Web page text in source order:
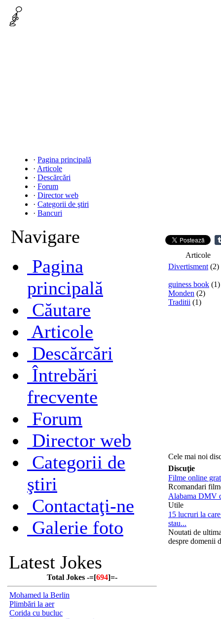
· Pagina principală
· Articole
· Descărcări
· Forum
· Director web
· Categorii de ştiri
· Bancuri
Navigare
Pagina
principală
Căutare
Articole
Descărcări
Întrebări
frecvente
Forum
Director web
Categorii de
ştiri
Contactaţi-ne
Galerie foto
Latest Jokes
Total Jokes -=[694]=-
Mohamed la Berlin
Plimbări la aer
Corida cu bucluc
Articole
Divertisment (2)
guiness book (1)
Monden (2)
Traditii (1)
Cele mai noi
Discuţie
Filme online
Rcomandari
Alabama DMV
Utile
15 lucruri la
stau...
Noutati de
despre domenii